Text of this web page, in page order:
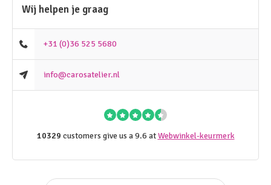
Wij helpen je graag
+31 (0)36 525 5680
info@carosatelier.nl
10329 customers give us a 9.6 atWebwinkel-keurmerk